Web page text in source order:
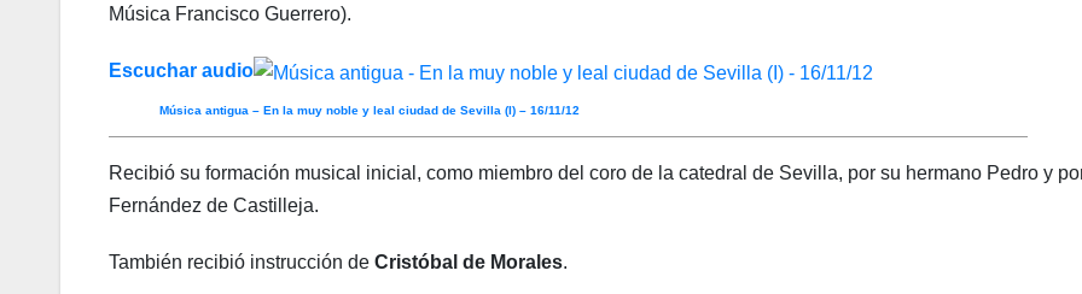
Música Francisco Guerrero).
Escuchar audio
Música antigua – En la muy noble y leal ciudad de Sevilla (I) – 16/11/12
Recibió su formación musical inicial, como miembro del coro de la catedral de Sevilla, por su hermano Pedro y
Fernández de Castilleja.
También recibió instrucción de Cristóbal de Morales.